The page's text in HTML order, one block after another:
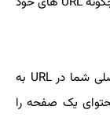
: گنجاندن کلمه کلیدی اصلی شما در URL به
یک صفحه را